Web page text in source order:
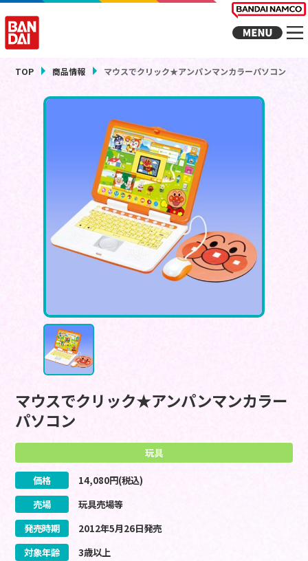
TOP 商品情報 マウスでクリック★アンパンマンカラーパソコン
マウスでクリック★アンパンマンカラー
パソコン
玩具
価格 14,080円(税込)
売場
玩具売場等
発売時期
2012年5月26日発売
対象年齢
3歳以上